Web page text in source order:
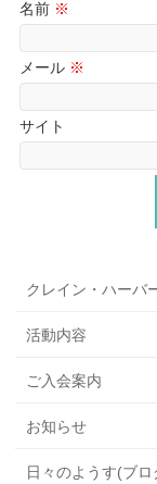
名前 ※
メール ※
サイト
クレイン・ハーバ
活動内容
ご入会案内
お知らせ
日々のようす(ブロ